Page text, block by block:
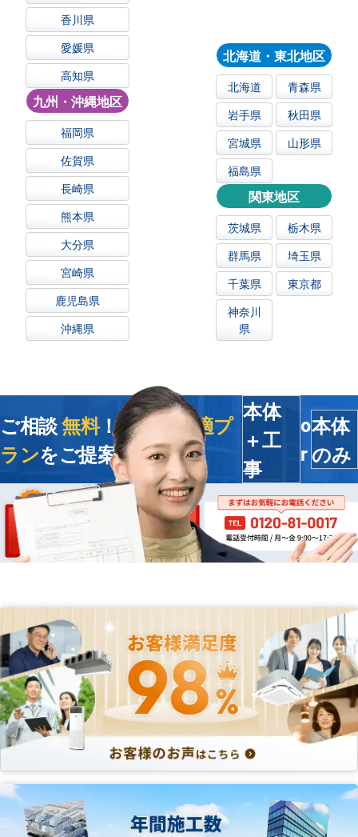
北海道・東北地区
北海道
青森県
岩手県
秋田県
宮城県
山形県
福島県
関東地区
茨城県
栃木県
群馬県
埼玉県
千葉県
東京都
神奈川
県
香川県
愛媛県
高知県
九州・沖縄地区
福岡県
佐賀県
長崎県
熊本県
大分県
宮崎県
鹿児島県
沖縄県
ご相談無料！今すぐ
最適プ
ランをご提案します
本体
＋工
事
o
r
本体
のみ